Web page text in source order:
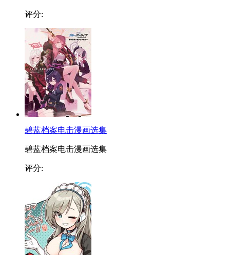
评分:
碧蓝档案电击漫画选集
碧蓝档案电击漫画选集
评分: